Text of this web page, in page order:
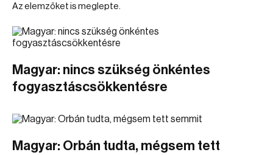
Az elemzőket is meglepte.
Magyar: nincs szükség önkéntes
fogyasztáscsökkentésre
Magyar: Orbán tudta, mégsem tett